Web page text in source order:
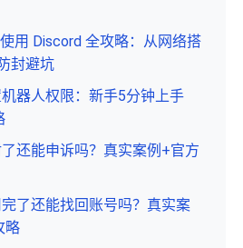
用 Discord 全攻略：从网络搭
封避坑
器人权限：新手5分钟上手
还能申诉吗？真实案例+官方
了还能找回账号吗？真实案
略